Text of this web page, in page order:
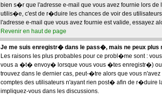
bien s�r que l'adresse e-mail que vous avez fournie lors
utilis�e, c'est de r�duire les chances de voir des
l'adresse e-mail que vous avez fournie est valide, essayez
Revenir en haut de page
Je me suis enregistr� dans le pass�, mais ne peux plus
Les raisons les plus probables pour ce probl�me sont :
vous a �t� envoy� lorsque vous vous �tes enregistr�) ou
trouvez dans le dernier cas, peut-�tre alors que vous
comptes des utilisateurs n'ayant rien post� afin de r�duire
impliquez-vous dans les discussions.